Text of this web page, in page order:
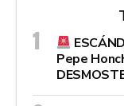
Pepe